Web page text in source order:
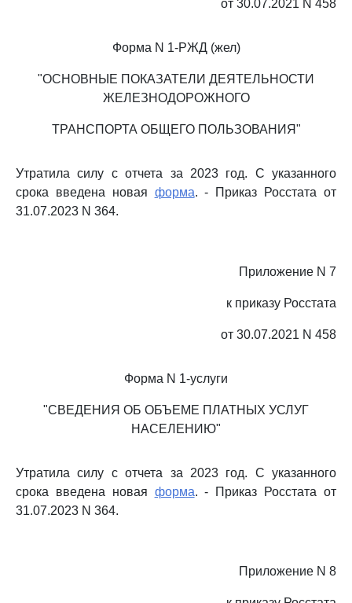
от 30.07.2021 N 458
Форма N 1-РЖД (жел)
"ОСНОВНЫЕ ПОКАЗАТЕЛИ ДЕЯТЕЛЬНОСТИ
ЖЕЛЕЗНОДОРОЖНОГО
ТРАНСПОРТА ОБЩЕГО ПОЛЬЗОВАНИЯ"
Утратила силу с отчета за 2023 год. С указанного
срока введена новая форма. - Приказ Росстата от
31.07.2023 N 364.
Приложение N 7
к приказу Росстата
от 30.07.2021 N 458
Форма N 1-услуги
"СВЕДЕНИЯ ОБ ОБЪЕМЕ ПЛАТНЫХ УСЛУГ
НАСЕЛЕНИЮ"
Утратила силу с отчета за 2023 год. С указанного
срока введена новая форма. - Приказ Росстата от
31.07.2023 N 364.
Приложение N 8